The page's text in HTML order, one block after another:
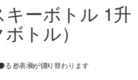
ーボトル 1升
トル）
ると表示が切り替わります